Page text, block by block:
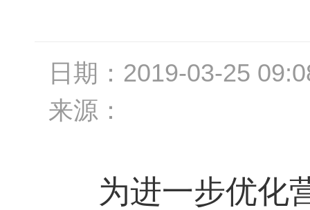
日期： 2019-03-25
来源：
为进一步优化